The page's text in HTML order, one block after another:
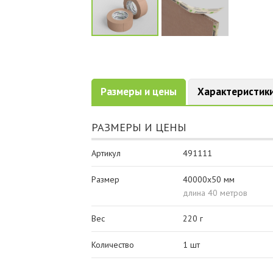
Размеры и цены
РАЗМЕРЫ И ЦЕНЫ
Артикул 491111
Размер
40000x50 мм
длина 40 метров
Вес 220 г
Количество 1 шт